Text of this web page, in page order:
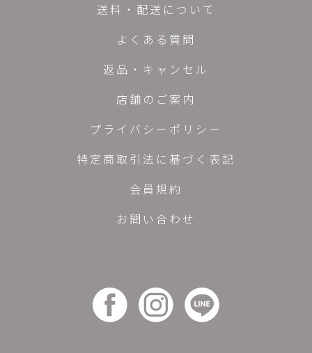
送料・配送について
よくある質問
返品・キャンセル
店舗のご案内
プライバシーポリシー
特定商取引法に基づく表記
会員規約
お問い合わせ